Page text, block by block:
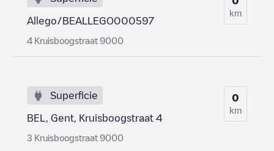
Allego/BEALLEGO000597
4 Kruisboogstraat 9000
km
Superficie
BEL, Gent, Kruisboogstraat 4
3 Kruisboogstraat 9000
0
km